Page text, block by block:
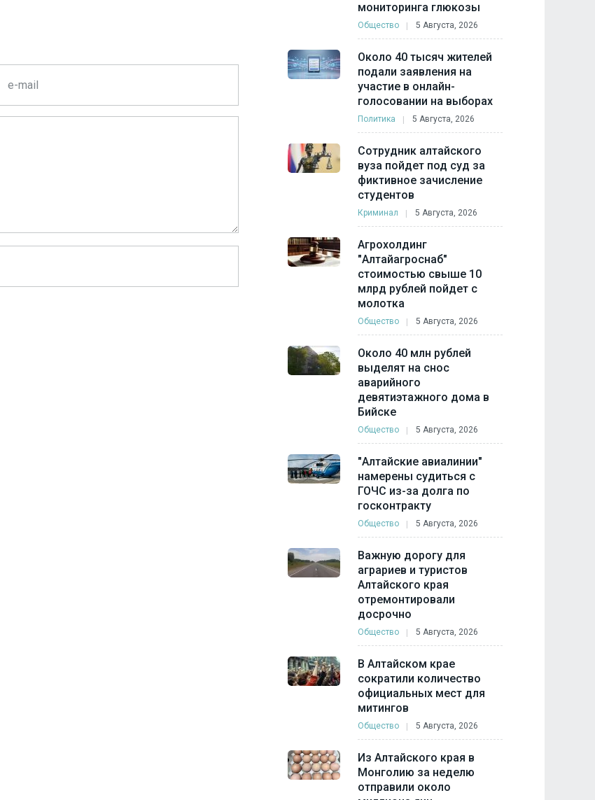
мониторинга глюкозы
Общество 5 Августа, 2026
Около 40 тысяч жителей
подали заявления на
участие в онлайн-
голосовании на выборах
Политика 5 Августа, 2026
Сотрудник алтайского
вуза пойдет под суд за
фиктивное зачисление
студентов
Криминал 5 Августа, 2026
Агрохолдинг
"Алтайагроснаб"
стоимостью свыше 10
млрд рублей пойдет с
молотка
Общество 5 Августа, 2026
Около 40 млн рублей
выделят на снос
аварийного
девятиэтажного дома в
Бийске
Общество 5 Августа, 2026
"Алтайские авиалинии"
намерены судиться с
ГОЧС из-за долга по
госконтракту
Общество 5 Августа, 2026
Важную дорогу для
аграриев и туристов
Алтайского края
отремонтировали
досрочно
Общество 5 Августа, 2026
В Алтайском крае
сократили количество
официальных мест для
митингов
Общество 5 Августа, 2026
Из Алтайского края в
Монголию за неделю
отправили около